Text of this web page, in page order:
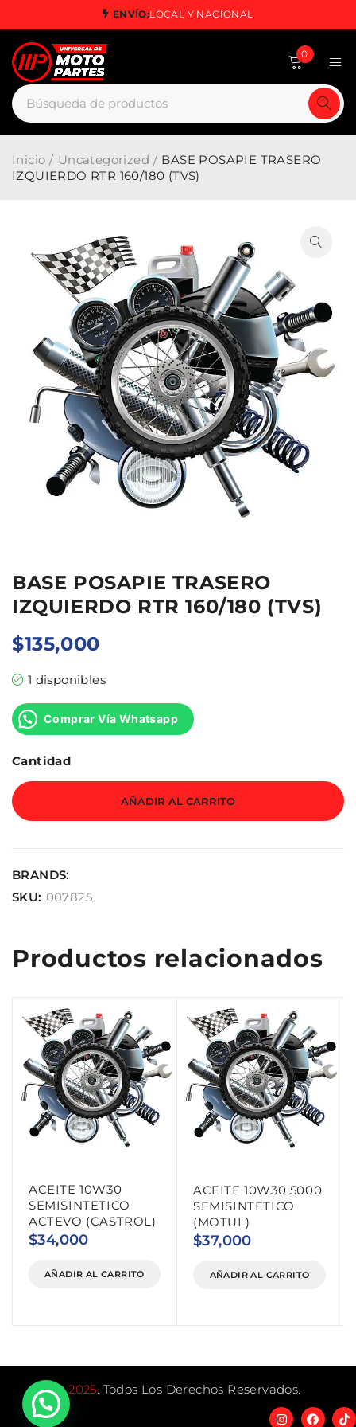
ENVÍO:LOCAL Y NACIONAL
0
Inicio / Uncategorized / BASE POSAPIE TRASERO
IZQUIERDO RTR 160/180 (TVS)
BASE POSAPIE TRASERO
IZQUIERDO RTR 160/180 (TVS)
$135,000
1 disponibles
Comprar Vía Whatsapp
Cantidad
AÑADIR AL CARRITO
BRANDS:
SKU: 007825
Productos relacionados
ACEITE 10W30
SEMISINTETICO
ACTEVO (CASTROL)
$34,000
AÑADIR AL CARRITO
ACEITE 10W30 5000
SEMISINTETICO
(MOTUL)
$37,000
AÑADIR AL CARRITO
©2025. Todos Los Derechos Reservados.